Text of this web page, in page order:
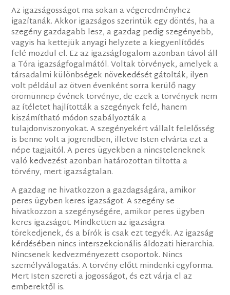
Az igazságosságot ma sokan a végeredményhez
igazítanák. Akkor igazságos szerintük egy döntés, ha a
szegény gazdagabb lesz, a gazdag pedig szegényebb,
vagyis ha kettejük anyagi helyzete a kiegyenlítődés
felé mozdul el. Ez az igazságfogalom azonban távol áll
a Tóra igazságfogalmától. Voltak törvények, amelyek a
társadalmi különbségek növekedését gátolták, ilyen
volt például az ötven évenként sorra kerülő nagy
örömünnep évének törvénye, de ezek a törvények nem
az ítéletet hajlították a szegények felé, hanem
kiszámítható módon szabályozták a
tulajdonviszonyokat. A szegényekért vállalt felelősség
is benne volt a jogrendben, illetve Isten elvárta ezt a
népe tagjaitól. A peres ügyekben a nincsteleneknek
való kedvezést azonban határozottan tiltotta a
törvény, mert igazságtalan.
A gazdag ne hivatkozzon a gazdagságára, amikor
peres ügyben keres igazságot. A szegény se
hivatkozzon a szegénységére, amikor peres ügyben
keres igazságot. Mindketten az igazságra
törekedjenek, és a bírók is csak ezt tegyék. Az igazság
kérdésében nincs interszekcionális áldozati hierarchia.
Nincsenek kedvezményezett csoportok. Nincs
személyválogatás. A törvény előtt mindenki egyforma.
Mert Isten szereti a jogosságot, és ezt várja el az
emberektől is.